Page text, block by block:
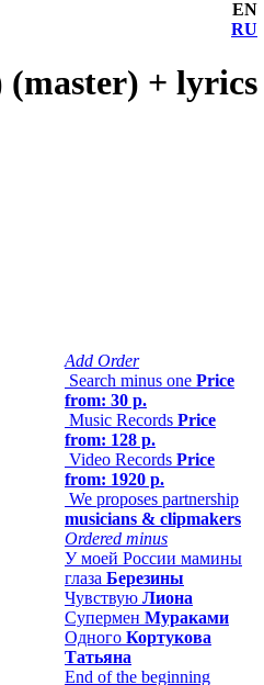
EN
RU
(master) + lyrics
Add Order
Search minus one Price
from: 30 р.
Music Records Price
from: 128 р.
Video Records Price
from: 1920 р.
We proposes partnership
musicians & clipmakers
Ordered minus
У моей России мамины
глаза Березины
Чувствую Лиона
Супермен Мураками
Одного Кортукова
Татьяна
End of the beginning